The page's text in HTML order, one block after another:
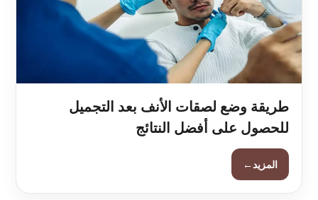
طريقة وضع لصقات الأنف بعد التجميل
للحصول على أفضل النتائج
المزيد←